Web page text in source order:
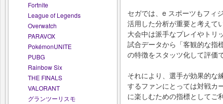
Fortnite
League of Legends
Overwatch
PARAVOX
PokémonUNITE
PUBG
Rainbow Six
THE FINALS
VALORANT
グランツーリスモ
セガでは、e スポーツもフィ
活用した分析が重要と考えて
大会中は派手なプレイやトリ
試合データから「客観的な指
の特徴をスタッツ化して評価
それにより、選手が効果的な
するファンにとっては対戦カ
に楽しむための指標としてご